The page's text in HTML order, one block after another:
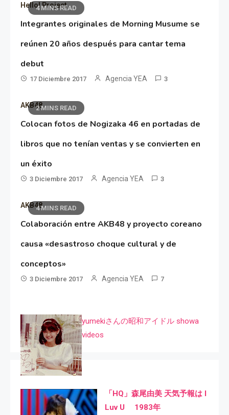
4 MINS READ
Hello! Project
Integrantes originales de Morning Musume se
reúnen 20 años después para cantar tema
debut
17 Diciembre 2017 Agencia YEA 3
2 MINS READ
AKB48
Colocan fotos de Nogizaka 46 en portadas de
libros que no tenían ventas y se convierten en
un éxito
3 Diciembre 2017 Agencia YEA 3
4 MINS READ
AKB48
Colaboración entre AKB48 y proyecto coreano
causa «desastroso choque cultural y de
conceptos»
3 Diciembre 2017 Agencia YEA 7
yumekiさんの昭和アイドル showa
videos
「HQ」森尾由美 天気予報は I
Luv U 1983年